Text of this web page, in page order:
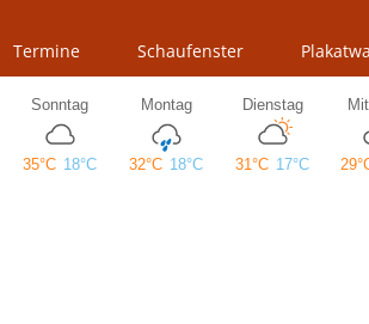
Termine Schaufenster